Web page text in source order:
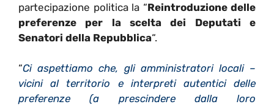
partecipazione politica la “Reintroduzione delle
preferenze per la scelta dei Deputati e
Senatori della Repubblica“.
“Ci aspettiamo che, gli amministratori locali –
vicini al territorio e interpreti autentici delle
preferenze (a prescindere dalla loro